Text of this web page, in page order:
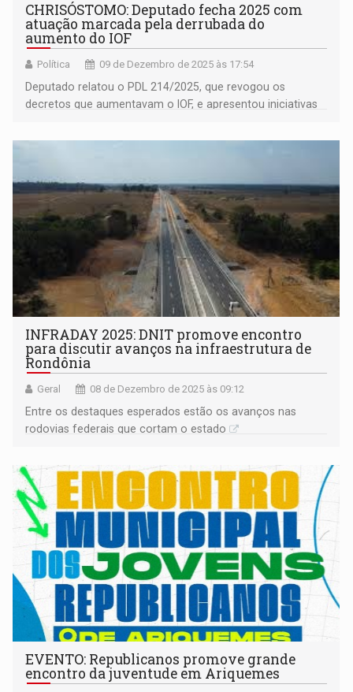
CHRISÓSTOMO: Deputado fecha 2025 com
atuação marcada pela derrubada do
aumento do IOF
Política 09 de Dezembro de 2025 às 17:54
Deputado relatou o PDL 214/2025, que revogou os
decretos que aumentavam o IOF, e apresentou iniciativas
previdência
INFRADAY 2025: DNIT promove encontro
para discutir avanços na infraestrutura de
Rondônia
Geral 08 de Dezembro de 2025 às 09:12
Entre os destaques esperados estão os avanços nas
rodovias federais que cortam o estado
EVENTO: Republicanos promove grande
encontro da juventude em Ariquemes